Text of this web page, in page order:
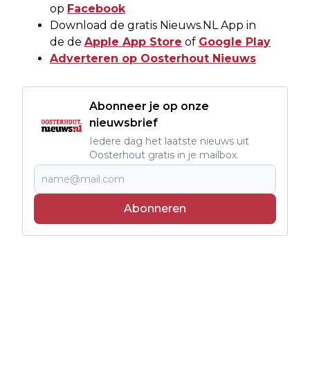
op Facebook
Download de gratis Nieuws.NL App in
de de Apple App Store of Google Play
Adverteren op Oosterhout Nieuws
Abonneer je op onze
nieuwsbrief
Iedere dag het laatste nieuws uit
Oosterhout gratis in je mailbox.
Abonneren